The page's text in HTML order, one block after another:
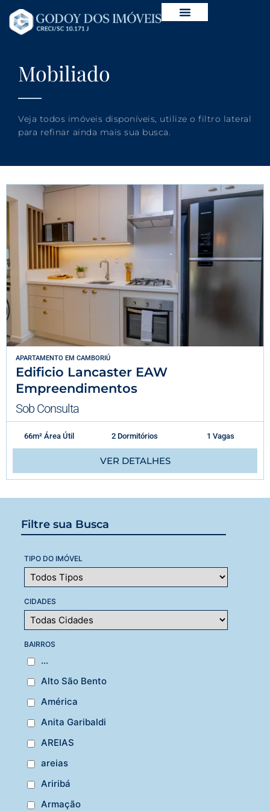
Mobiliado
Veja todos imóveis disponíveis, utilize o filtro lateral
para refinar ainda mais sua busca.
Filtre sua Busca
TIPO DO IMÓVEL
CIDADES
BAIRROS
...
Alto São Bento
América
Anita Garibaldi
AREIAS
areias
Ariribá
Armação
APARTAMENTO EM CAMBORIÚ
Edificio Lancaster EAW
Empreendimentos
Sob Consulta
66m² Área Útil 2 Dormitórios 1 Vagas
VER DETALHES